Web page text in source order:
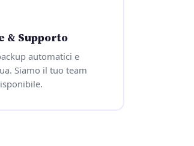
& Supporto
automatici e
Siamo il tuo team